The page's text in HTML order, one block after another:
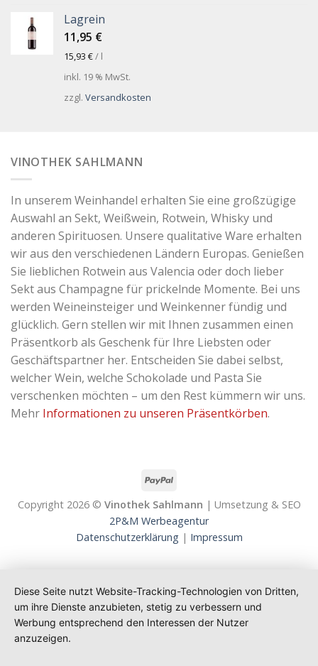
Lagrein
11,95 €
15,93 €/ l
inkl. 19 % MwSt.
zzgl. Versandkosten
VINOTHEK SAHLMANN
In unserem Weinhandel erhalten Sie eine großzügige
Auswahl an Sekt, Weißwein, Rotwein, Whisky und
anderen Spirituosen. Unsere qualitative Ware erhalten
wir aus den verschiedenen Ländern Europas. Genießen
Sie lieblichen Rotwein aus Valencia oder doch lieber
Sekt aus Champagne für prickelnde Momente. Bei uns
werden Weineinsteiger und Weinkenner fündig und
glücklich. Gern stellen wir mit Ihnen zusammen einen
Präsentkorb als Geschenk für Ihre Liebsten oder
Geschäftspartner her. Entscheiden Sie dabei selbst,
welcher Wein, welche Schokolade und Pasta Sie
verschenken möchten – um den Rest kümmern wir uns.
Mehr Informationen zu unseren Präsentkörben.
Copyright 2026 © Vinothek Sahlmann | Umsetzung & SEO
2P&M Werbeagentur
Datenschutzerklärung | Impressum
Diese Seite nutzt Website-Tracking-Technologien von Dritten,
um ihre Dienste anzubieten, stetig zu verbessern und
Werbung entsprechend den Interessen der Nutzer
anzuzeigen.